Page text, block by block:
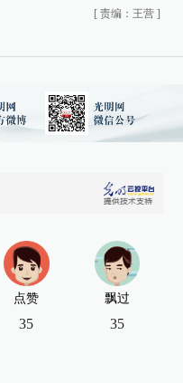
[ 责编：王营 ]
点赞
35
飘过
35